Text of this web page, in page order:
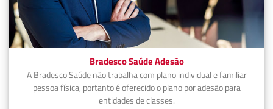
Bradesco Saúde Adesão
A Bradesco Saúde não trabalha com plano individual e familiar
pessoa física, portanto é oferecido o plano por adesão para
entidades de classes.